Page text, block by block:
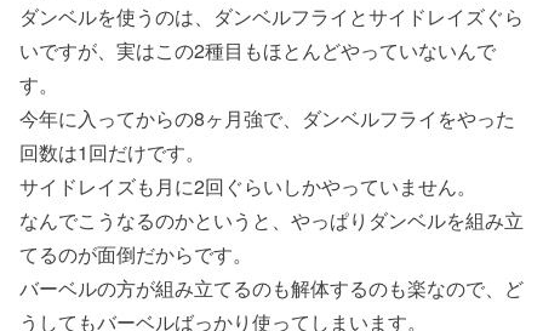
ダンベルを使うのは、ダンベルフライとサイドレイズぐら
いですが、実はこの2種目もほとんどやっていないんで
す。
今年に入ってからの8ヶ月強で、ダンベルフライをやった
回数は1回だけです。
サイドレイズも月に2回ぐらいしかやっていません。
なんでこうなるのかというと、やっぱりダンベルを組み立
てるのが面倒だからです。
バーベルの方が組み立てるのも解体するのも楽なので、ど
うしてもバーベルばっかり使ってしまいます。